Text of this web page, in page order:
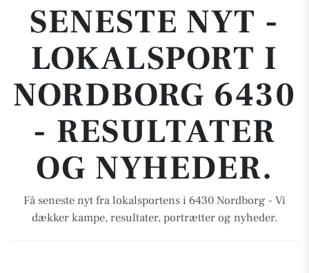
SENESTE NYT -
LOKALSPORT I
NORDBORG 6430
- RESULTATER
OG NYHEDER.
Få seneste nyt fra lokalsportens i 6430 Nordborg - Vi
dækker kampe, resultater, portrætter og nyheder.